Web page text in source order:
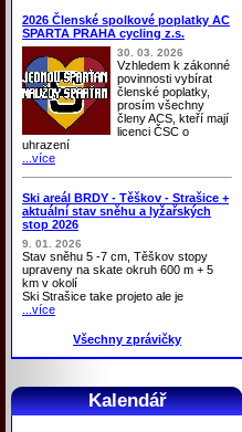
2026 Členské spolkové poplatky AC
SPARTA PRAHA cycling z.s.
30. 03. 2026
Vzhledem k zákonné
povinnosti vybírat
členské poplatky,
prosím všechny
členy ACS, kteří mají
licenci ČSC o
uhrazení
...více
Ski areál BRDY - Těškov - Strašice +
aktuální stav sněhu a lyžařských
stop 2026
9. 01. 2026
Stav sněhu 5 -7 cm, Těškov stopy
upraveny na skate okruh 600 m + 5
km v okolí
Ski Strašice take projeto ale je
...více
Všechny zprávičky
Kalendář